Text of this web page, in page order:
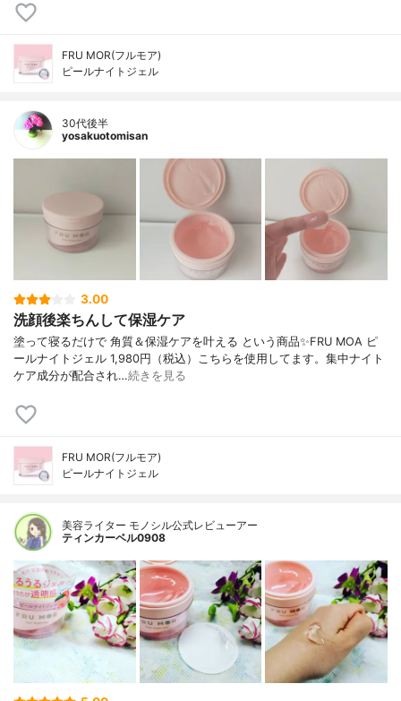
FRU MOR(フルモア)
ピールナイトジェル
30代後半
yosakuotomisan
3.00
洗顔後楽ちんして保湿ケア
塗って寝るだけで 角質＆保湿ケアを叶える という商品✨FRU MOA ピ
ールナイトジェル 1,980円（税込）こちらを使用してます。集中ナイト
ケア成分が配合され…続きを見る
FRU MOR(フルモア)
ピールナイトジェル
美容ライター モノシル公式レビューアー
ティンカーベル0908